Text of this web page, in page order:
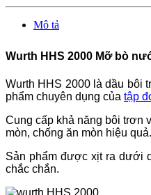
Mô tả
Wurth HHS 2000 Mỡ bò
Wurth HHS 2000 là dầu bôi
phẩm chuyên dụng của tập
Cung cấp khả năng bôi trơn
mòn, chống ăn mòn hiệu quả.
Sản phẩm được xịt ra dưới
chắc chắn.